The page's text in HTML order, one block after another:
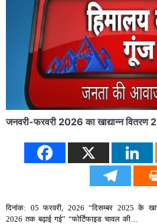
जनवरी-फरवरी 2026 का खाद्यान्न वितरण
दिनांक: 05 फरवरी, 2026 “दिसम्बर 2025 के
2026 तक बढ़ाई गई” “फोर्टिफाइड चावल की…